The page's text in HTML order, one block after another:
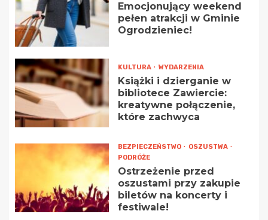
Emocjonujący weekend
pełen atrakcji w Gminie
Ogrodzieniec!
KULTURA WYDARZENIA
Książki i dzierganie w
bibliotece Zawiercie:
kreatywne połączenie,
które zachwyca
BEZPIECZEŃSTWO
OSZUSTWA
PODRÓŻE
Ostrzeżenie przed
oszustami przy zakupie
biletów na koncerty i
festiwale!